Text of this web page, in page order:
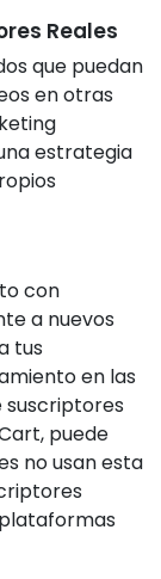
Reales
que puedan
en otras
estrategia
con
a nuevos
tus
en las
suscriptores
puede
no usan esta